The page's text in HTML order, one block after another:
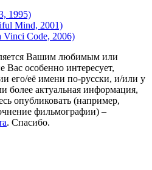
1995)
Mind, 2001)
Code, 2006)
Вашим любимым или
особенно интересует,
его/её имени по-русски, и/или у
более актуальная информация,
опубликовать (например,
фильмографии) –
. Спасибо.